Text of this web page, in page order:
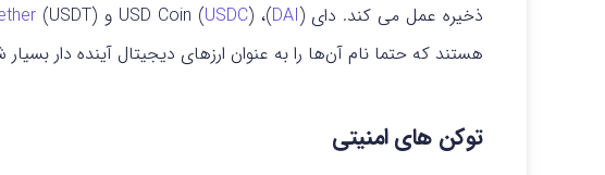
ذخیره عمل می کند. دای (DAI)، USD Coin ( USDC) و
هستند که حتما نام آن‌ها را به عنوان ارزهای دیجیتال آینده دار بسیار
توکن های امنیتی